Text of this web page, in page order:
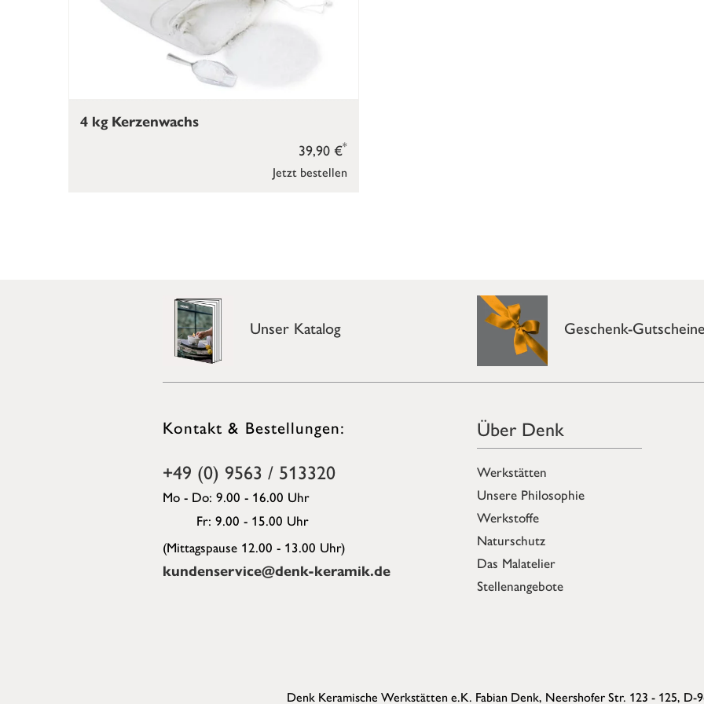
Jetzt bestellen
39,90 €*
4 kg Kerzenwachs
Unser Katalog Geschenk-
Kontakt & Bestellungen:
+49 (0) 9563 / 513320
Mo - Do: 9.00 - 16.00 Uhr
Fr: 9.00 - 15.00 Uhr
(Mittagspause 12.00 - 13.00 Uhr)
kundenservice@denk-keramik.de
Über Denk
Werkstätten
Unsere Philosophie
Werkstoffe
Naturschutz
Das Malatelier
Stellenangebote
Denk Keramische Werkstätten e.K. Fabian Denk, Neershofer Str. 123 - 125, D-